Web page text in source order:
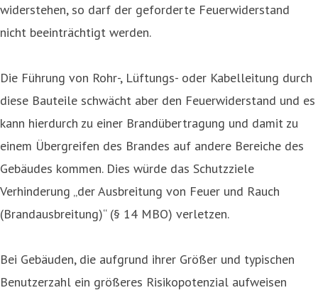
widerstehen, so darf der geforderte Feuerwiderstand
nicht beeinträchtigt werden.
Die Führung von Rohr-, Lüftungs- oder Kabelleitung durch
diese Bauteile schwächt aber den Feuerwiderstand und es
kann hierdurch zu einer Brandübertragung und damit zu
einem Übergreifen des Brandes auf andere Bereiche des
Gebäudes kommen. Dies würde das Schutzziele
Verhinderung „der Ausbreitung von Feuer und Rauch
(Brandausbreitung)“ (§ 14 MBO) verletzen.
Bei Gebäuden, die aufgrund ihrer Größer und typischen
Benutzerzahl ein größeres Risikopotenzial aufweisen